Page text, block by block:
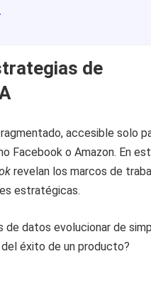
de
accesible solo
Facebook o Amazon. En
revelan los marcos de
estratégicas.
de datos evolucionar de
éxito de un producto?